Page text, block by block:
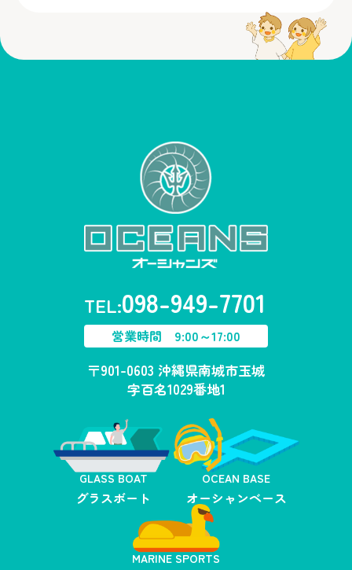
TEL:098-949-7701
営業時間 9:00～17:00
〒901-0603 沖縄県南城市玉城
字百名1029番地1
GLASS BOAT
グラスボート
OCEAN BASE
オーシャンベース
MARINE SPORTS